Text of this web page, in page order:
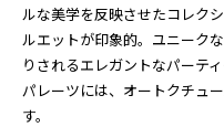
ルな美学を反映させたコレク
ルエットが印象的。ユニーク
りされるエレガントなパーテ
パレーツには、オートクチュ
す。